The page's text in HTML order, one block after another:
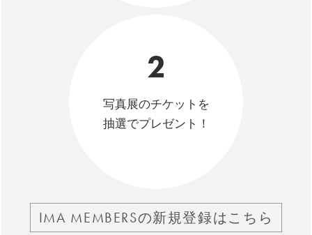
2
写真展のチケットを
抽選でプレゼント！
IMA MEMBERSの新規登録はこちら